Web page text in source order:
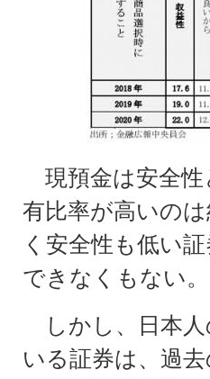
現預金は安全性
有比率が高いの
く安全性も低い
できなくもない。
しかし、日本人
いる証券は、過